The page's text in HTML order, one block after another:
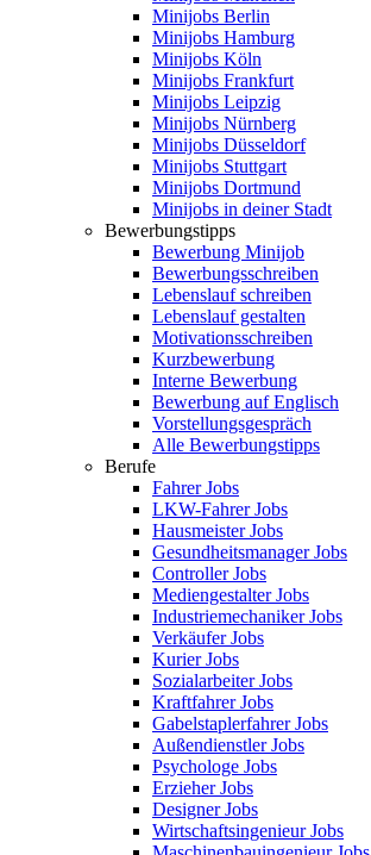
Minijobs Berlin
Minijobs Hamburg
Minijobs Köln
Minijobs Frankfurt
Minijobs Leipzig
Minijobs Nürnberg
Minijobs Düsseldorf
Minijobs Stuttgart
Minijobs Dortmund
Minijobs in deiner Stadt
Bewerbungstipps
Bewerbung Minijob
Bewerbungsschreiben
Lebenslauf schreiben
Lebenslauf gestalten
Motivationsschreiben
Kurzbewerbung
Interne Bewerbung
Bewerbung auf Englisch
Vorstellungsgespräch
Alle Bewerbungstipps
Berufe
Fahrer Jobs
LKW-Fahrer Jobs
Hausmeister Jobs
Gesundheitsmanager Jobs
Controller Jobs
Mediengestalter Jobs
Industriemechaniker Jobs
Verkäufer Jobs
Kurier Jobs
Sozialarbeiter Jobs
Kraftfahrer Jobs
Gabelstaplerfahrer Jobs
Außendienstler Jobs
Psychologe Jobs
Erzieher Jobs
Designer Jobs
Wirtschaftsingenieur Jobs